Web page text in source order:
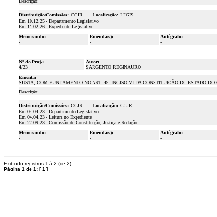
Descrição:
Distribuição/Comissões: CCJR Localização: LEGIS
Em 10.12.25 - Departamento Legislativo
Em 11.02.26 - Expediente Legislativo
Memorando:
-
Emenda(s):
-
Autógrafo:
-
Nº do Proj.:
4/23
Autor:
SARGENTO REGINAURO
Ementa:
SUSTA, COM FUNDAMENTO NO ART. 49, INCISO VI DA CONSTITUIÇÃO DO ESTADO
Descrição:
Distribuição/Comissões: CCJR Localização: CCJR
Em 04.04.23 - Departamento Legislativo
Em 04.04.23 - Leitura no Expediente
Em 27.09.23 - Comissão de Constituição, Justiça e Redação
Memorando:
-
Emenda(s):
-
Autógrafo:
-
Exibindo registros 1 á 2 (de 2)
Página 1 de 1: [1 ]